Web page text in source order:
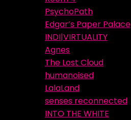
PsychoPath
Edgar’s Paper Palace
INDI|VIRTUALITY
Agnes
The Lost Cloud
humanoised
LalaLand
senses reconnected
INTO THE WHITE